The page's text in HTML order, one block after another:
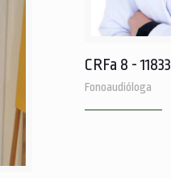
CRFa 8 - 11833
Fonoaudióloga